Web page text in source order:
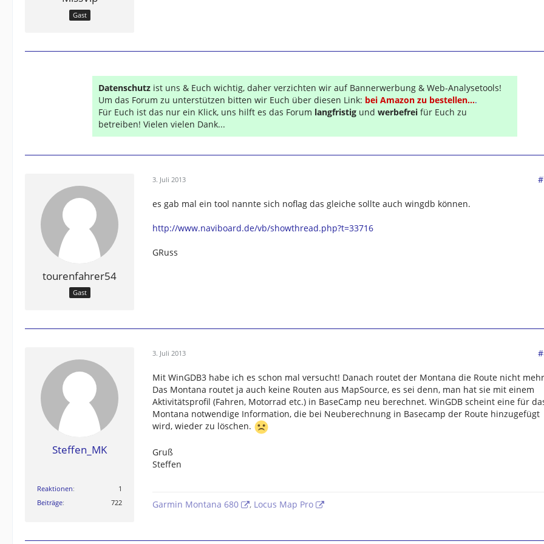
Gast
Datenschutz ist uns & Euch wichtig, daher verzichten wir auf Bannerwerbung & Web-Analysetools!
Um das Forum zu unterstützen bitten wir Euch über diesen Link: bei Amazon zu bestellen....
Für Euch ist das nur ein Klick, uns hilft es das Forum langfristig und werbefrei für Euch zu
betreiben! Vielen vielen Dank...
tourenfahrer54
Gast
3. Juli 2013
es gab mal ein tool nannte sich noflag das gleiche sollte auch wingdb können.
http://www.naviboard.de/vb/showthread.php?t=33716
GRuss
Steffen_MK
Reaktionen
1
Beiträge
722
3. Juli 2013
Mit WinGDB3 habe ich es schon mal versucht! Danach routet der Montana die Route nicht
Das Montana routet ja auch keine Routen aus MapSource, es sei denn, man hat sie mit einem
Aktivitätsprofil (Fahren, Motorrad etc.) in BaseCamp neu berechnet. WinGDB scheint eine für
Montana notwendige Information, die bei Neuberechnung in Basecamp der Route hinzugefügt
wird, wieder zu löschen.
Gruß
Steffen
Garmin Montana 680 , Locus Map Pro